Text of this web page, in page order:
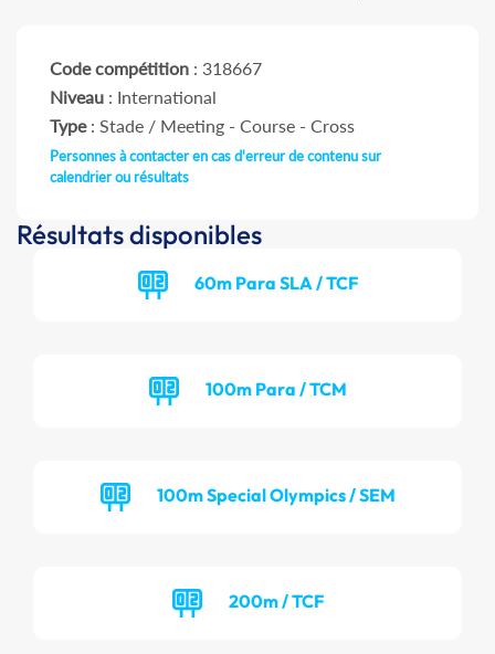
Code compétition : 318667
Niveau : International
Type: Stade / Meeting - Course - Cross
Personnes à contacter en cas d'erreur de contenu sur
calendrier ou résultats
Résultats disponibles
60m Para SLA / TCF
100m Para / TCM
100m Special Olympics / SEM
200m / TCF